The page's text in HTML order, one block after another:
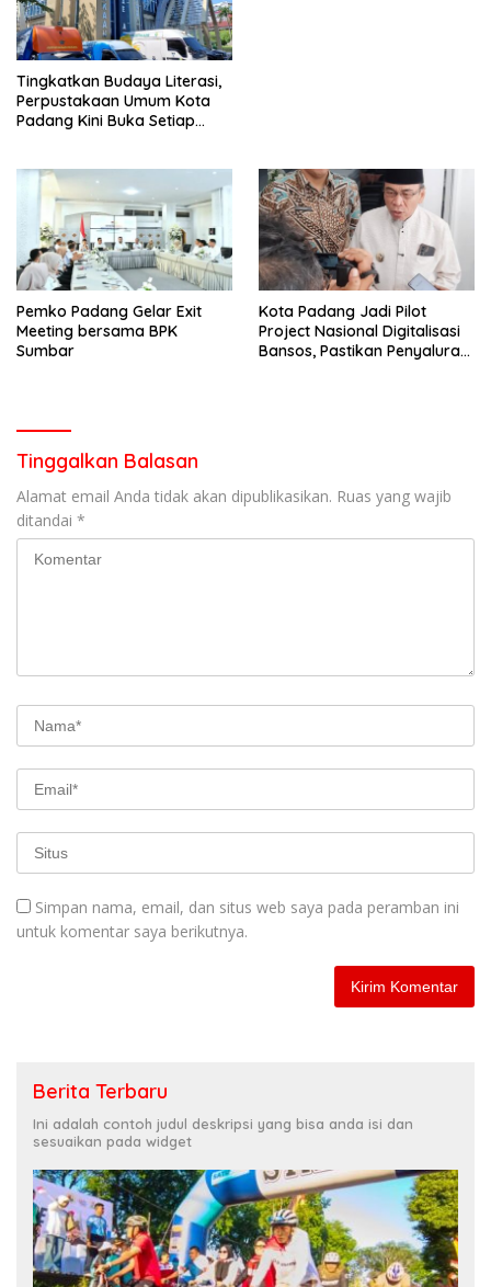
Tingkatkan Budaya Literasi,
Perpustakaan Umum Kota
Padang Kini Buka Setiap
Pemko Padang Gelar Exit
Meeting bersama BPK
Sumbar
Kota Padang Jadi Pilot
Project Nasional Digitalisasi
Bansos, Pastikan Penyaluran
Tinggalkan Balasan
Alamat email Anda tidak akan dipublikasikan. Ruas yang wajib
ditandai *
Simpan nama, email, dan situs web saya pada peramban ini
untuk komentar saya berikutnya.
Berita Terbaru
Ini adalah contoh judul deskripsi yang bisa anda isi dan
sesuaikan pada widget